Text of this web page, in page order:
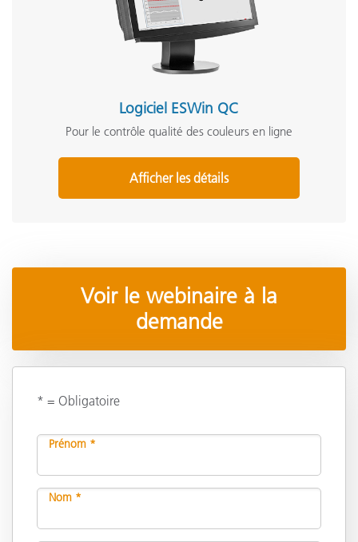
Logiciel ESWin QC
Pour le contrôle qualité des couleurs en ligne
Afficher les détails
Voir le webinaire à la
demande
* = Obligatoire
Prénom *
Nom *